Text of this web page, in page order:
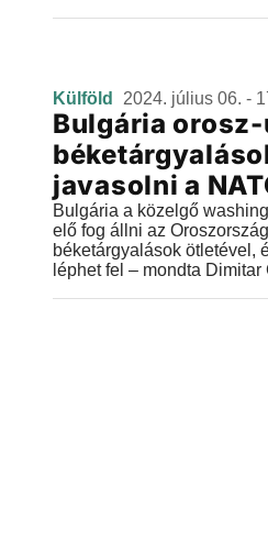
Külföld 2024. július 06. -
Bulgária
javasolni a
Bulgária a közelgő
elő fog állni az
béketárgyalások ötletével,
léphet fel – mondta Dimitar